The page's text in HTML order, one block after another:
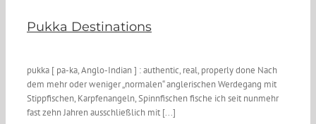
Pukka Destinations
pukka [ pa-ka, Anglo-Indian ] : authentic, real, properly done Nach
dem mehr oder weniger „normalen“ anglerischen Werdegang mit
Stippfischen, Karpfenangeln, Spinnfischen fische ich seit nunmehr
fast zehn Jahren ausschließlich mit [...]